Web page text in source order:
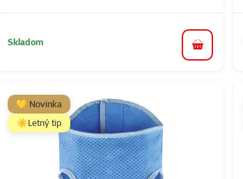
Skladom
do košíka
💛 Novinka
☀️Letný tip